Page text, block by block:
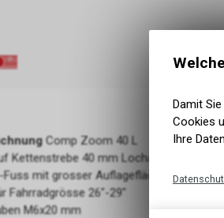
Comp Zoom 40 L
Kettenstrebe 40 mm Lochabstand
mit grosser Auflagefläche
Fahrradgrösse 26"-29"
M6x20 mm
Damit
Cookies
Ihre